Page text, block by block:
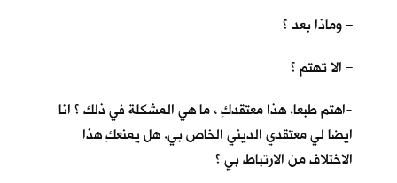
– وماذا بعد ؟
– الا تهتم ؟
-اهتم طبعا. هذا معتقدكِ ، ما هي المشكلة في ذلك ؟ انا
ايضا لي معتقدي الديني الخاص بي. هل يمنعكِ هذا
الاختلاف من الارتباط بي ؟